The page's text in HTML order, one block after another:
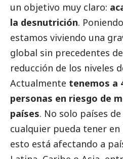
un objetivo muy claro:
la desnutrición.
estamos viviendo una
global sin precedentes
reducción de los niveles
Actualmente tenemos a
personas en riesgo de
países. No solo países
cualquier pueda tener
esto está afectando a